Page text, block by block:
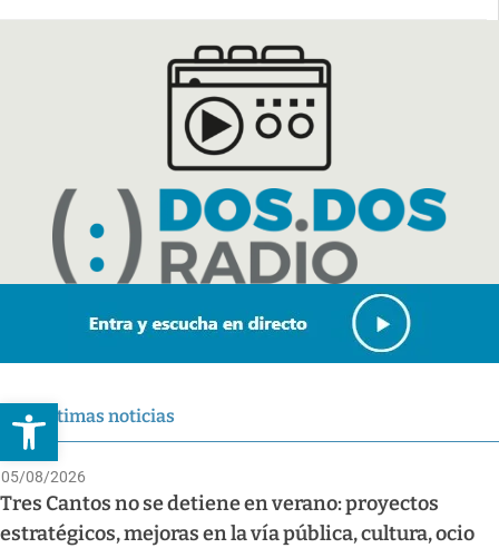
Abrir barra de herramientas
Últimas noticias
05/08/2026
Tres Cantos no se detiene en verano: proyectos
estratégicos, mejoras en la vía pública, cultura, ocio